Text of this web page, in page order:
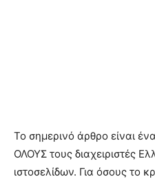
Το σημερινό άρθρο είναι
ΟΛΟΥΣ τους διαχειριστές
ιστοσελίδων. Για όσους το